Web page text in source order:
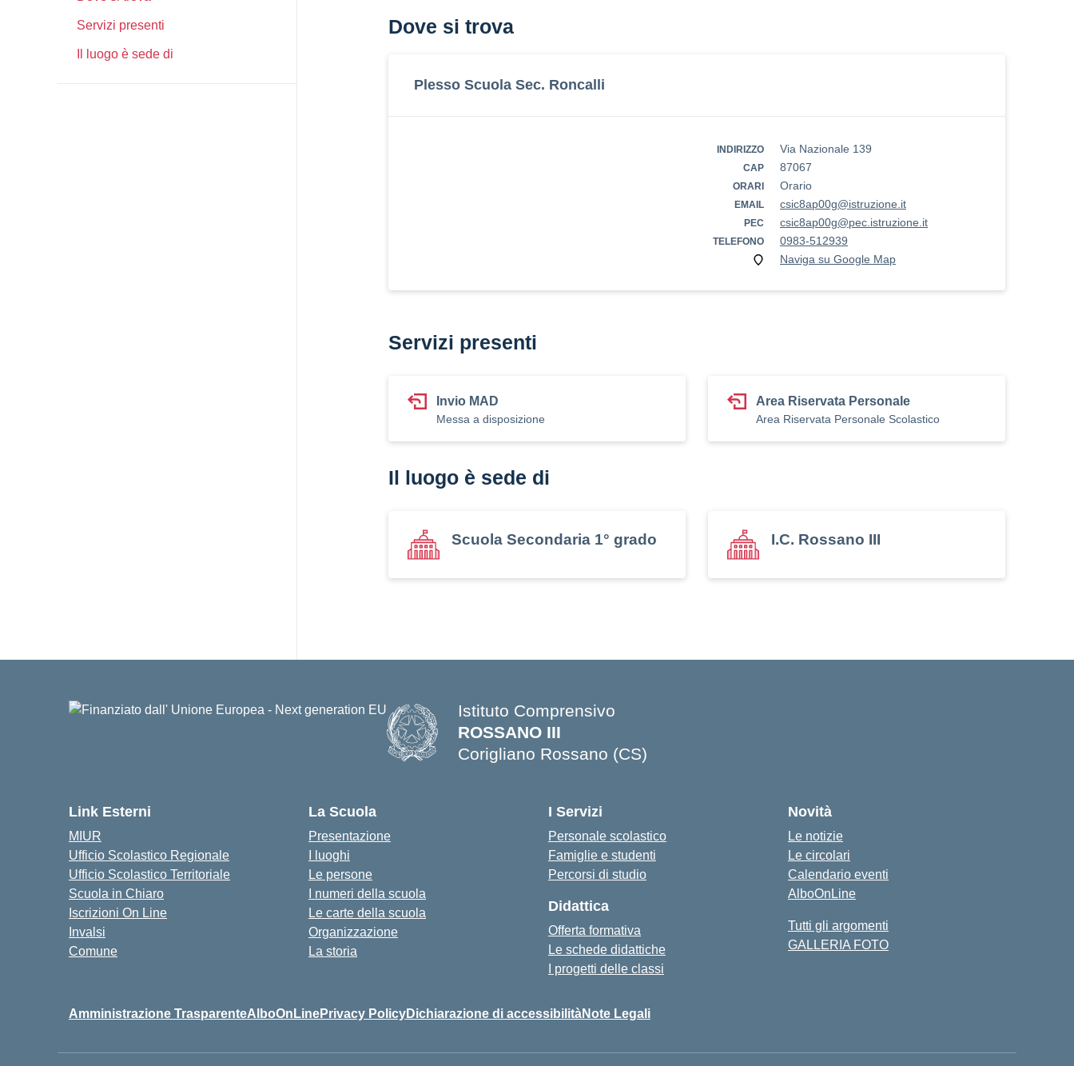
Servizi presenti
Il luogo è sede di
Dove si trova
Plesso Scuola Sec. Roncalli
INDIRIZZO Via Nazionale 139
CAP 87067
ORARI Orario
EMAIL csic8ap00g@istruzione.it
PEC csic8ap00g@pec.istruzione.it
TELEFONO
0983-512939
Naviga su Google Map
Servizi presenti
Invio MAD
Messa a disposizione
Area Riservata Personale
Area Riservata Personale Scolastico
Il luogo è sede di
Scuola Secondaria 1° grado I.C. Rossano III
Istituto Comprensivo
ROSSANO III
Corigliano Rossano (CS)
Link Esterni
MIUR
Ufficio Scolastico Regionale
Ufficio Scolastico Territoriale
Scuola in Chiaro
Iscrizioni On Line
Invalsi
Comune
La Scuola
Presentazione
I luoghi
Le persone
I numeri della scuola
Le carte della scuola
Organizzazione
La storia
I Servizi
Personale scolastico
Famiglie e studenti
Percorsi di studio
Didattica
Offerta formativa
Le schede didattiche
I progetti delle classi
Novità
Le notizie
Le circolari
Calendario eventi
AlboOnLine
Tutti gli argomenti
GALLERIA FOTO
Amministrazione TrasparenteAlboOnLinePrivacy PolicyDichiarazione di accessibilitàNote Legali